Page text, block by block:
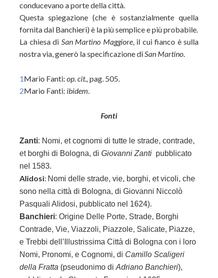
conducevano a porte della città.
Questa spiegazione (che è sostanzialmente quella
fornita dal Banchieri) è la più semplice e più probabile.
La chiesa di San Martino Maggiore, il cui fianco è sulla
nostra via, generò la specificazione diSan Martino.
1Mario Fanti: op. cit., pag. 505.
2Mario Fanti: ibidem.
Fonti
Zanti: Nomi, et cognomi di tutte le strade, contrade,
et borghi di Bologna, di Giovanni Zanti pubblicato
nel 1583.
Alidosi: Nomi delle strade, vie, borghi, et vicoli, che
sono nella città di Bologna, di Giovanni Niccolò
Pasquali Alidosi, pubblicato nel 1624).
Banchieri: Origine Delle Porte, Strade, Borghi
Contrade, Vie, Viazzoli, Piazzole, Salicate, Piazze,
e Trebbi dell’Illustrissima Città di Bologna con i loro
Nomi, Pronomi, e Cognomi, di Camillo Scaligeri
della Fratta (pseudonimo di Adriano Banchieri),